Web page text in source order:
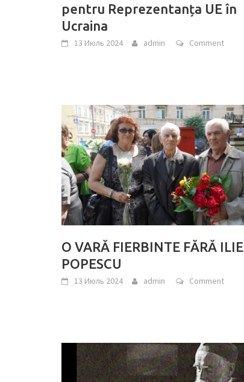
pentru Reprezentanța UE în
Ucraina
13 Июль 2024 admin Comment
O VARĂ FIERBINTE FĂRĂ ILIE
POPESCU
13 Июль 2024 admin Comment